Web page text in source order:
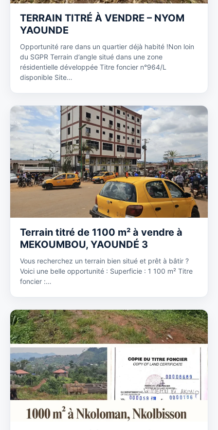
TERRAIN TITRÉ À VENDRE – NYOM
YAOUNDE
Opportunité rare dans un quartier déjà habité !Non loin
du SGPR Terrain d’angle situé dans une zone
résidentielle développée Titre foncier n°964/L
disponible Site…
Terrain titré de 1100 m² à vendre à
MEKOUMBOU, YAOUNDÉ 3
Vous recherchez un terrain bien situé et prêt à bâtir ?
Voici une belle opportunité : Superficie : 1 100 m² Titre
foncier :…